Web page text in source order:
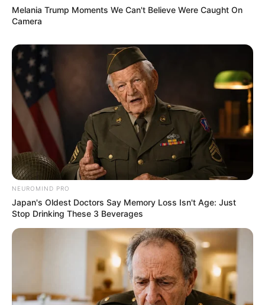
Anti Mainstream, 10 Cara
Membawa Barang Belanjaan
Versi Warga Thailand
Langka Banget! 10 Pose Lucu
Katak yang Bikin Ketawa
Gemes
Melania Trump Moments We Can't Believe Were Caught On
Camera
NEUROMIND PRO
Japan's Oldest Doctors Say Memory Loss Isn't Age: Just
Stop Drinking These 3 Beverages